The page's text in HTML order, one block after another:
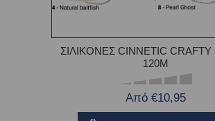
ΣΙΛΙΚΟΝΕΣ CINNETIC CRAFTY
120M
Από €10,95